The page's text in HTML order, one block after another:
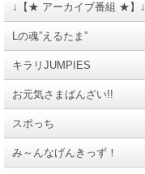
↓【★ アーカイブ番組 ★】↓
Lの魂”えるたま”
キラリJUMPIES
お元気さまばんざい!!
スポっち
み～んなげんきっず！